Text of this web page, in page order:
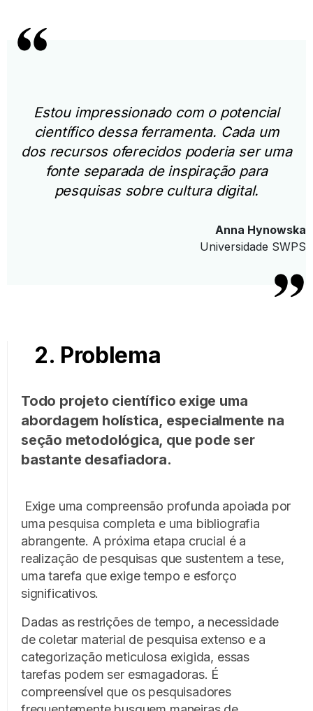
Estou impressionado com o potencial
científico dessa ferramenta. Cada um
dos recursos oferecidos poderia ser uma
fonte separada de inspiração para
pesquisas sobre cultura digital.
Anna Hynowska
Universidade SWPS
2. Problema
Todo projeto científico exige uma
abordagem holística, especialmente na
seção metodológica, que pode ser
bastante desafiadora.
Exige uma compreensão profunda apoiada por
uma pesquisa completa e uma bibliografia
abrangente. A próxima etapa crucial é a
realização de pesquisas que sustentem a tese,
uma tarefa que exige tempo e esforço
significativos.
Dadas as restrições de tempo, a necessidade
de coletar material de pesquisa extenso e a
categorização meticulosa exigida, essas
tarefas podem ser esmagadoras. É
compreensível que os pesquisadores